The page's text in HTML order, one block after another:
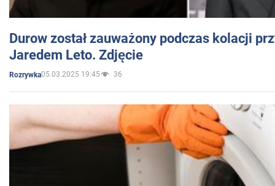
Durow został zauważony podczas kolacji
Jaredem Leto. Zdjęcie
Rozrywka05.03.2025 19:45 36